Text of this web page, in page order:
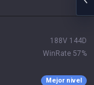
188V 144D
WinRate 57%
Mejor nivel